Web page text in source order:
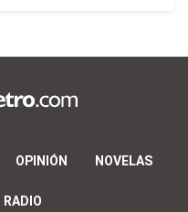
OPINIÓN NOVELAS
RADIO